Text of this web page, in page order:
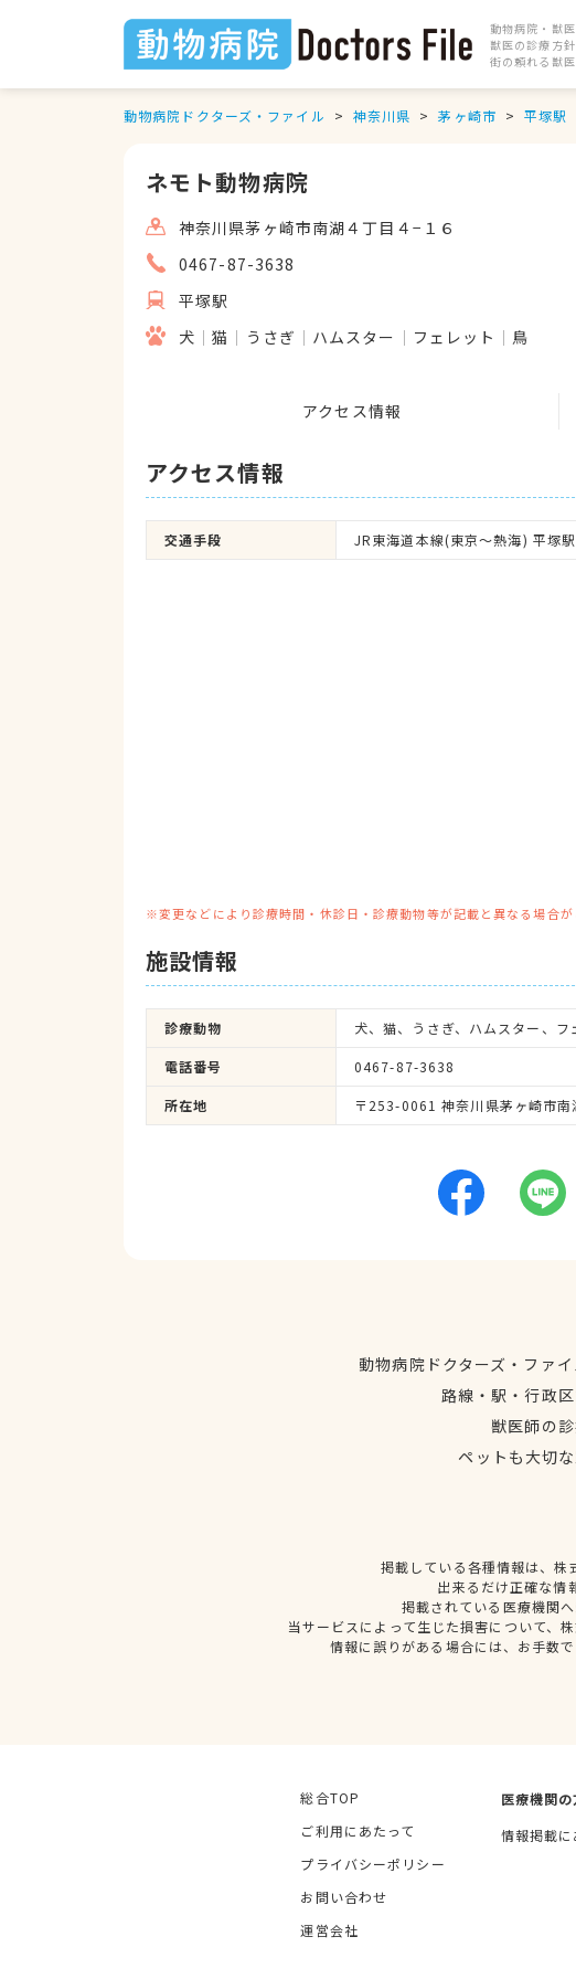
動物病院・獣
獣医の診療方
街の頼れる獣
動物病院ドクターズ・ファイル 神奈川県 茅ヶ崎市 平塚駅
ネモト動物病院
神奈川県茅ヶ崎市南湖４丁目４−１６
0467-87-3638
平塚駅
犬
猫 うさぎ ハムスター フェレット 鳥
アクセス情報
アクセス情報
交通手段 JR東海道本線(東京～熱海) 平塚駅
※変更などにより診療時間・休診日・診療動物等が記載と異なる場合
施設情報
診療動物 犬、猫、うさぎ、ハムスター、フ
電話番号 0467-87-3638
所在地 〒253-0061 神奈川県茅ヶ崎市南
動物病院ドクターズ・ファ
路線・駅・行政
獣医師の
ペットも大切
掲載している各種情報は、株
出来るだけ正確な情
掲載されている医療機関
当サービスによって生じた損害について、
情報に誤りがある場合には、お手数
総合TOP
ご利用にあたって
プライバシーポリシー
お問い合わせ
運営会社
医療機関の
情報掲載に